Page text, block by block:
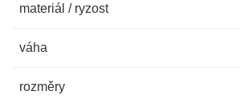
materiál / ryzost
váha
rozměry